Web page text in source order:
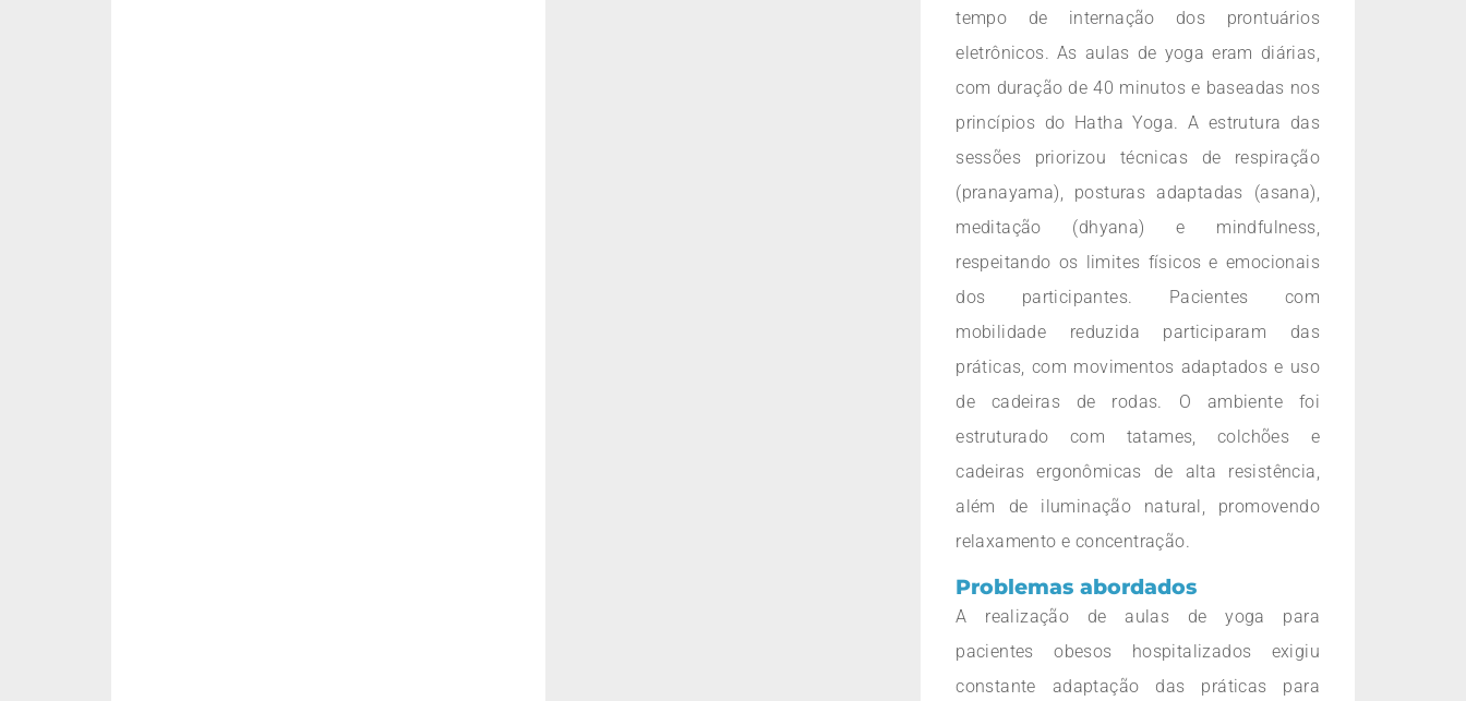
tempo de internação dos prontuários
eletrônicos. As aulas de yoga eram diárias,
com duração de 40 minutos e baseadas nos
princípios do Hatha Yoga. A estrutura das
sessões priorizou técnicas de respiração
(pranayama), posturas adaptadas (asana),
meditação (dhyana) e mindfulness,
respeitando os limites físicos e emocionais
dos participantes. Pacientes com
mobilidade reduzida participaram das
práticas, com movimentos adaptados e uso
de cadeiras de rodas. O ambiente foi
estruturado com tatames, colchões e
cadeiras ergonômicas de alta resistência,
além de iluminação natural, promovendo
relaxamento e concentração.
Problemas abordados
A realização de aulas de yoga para
pacientes obesos hospitalizados exigiu
constante adaptação das práticas para